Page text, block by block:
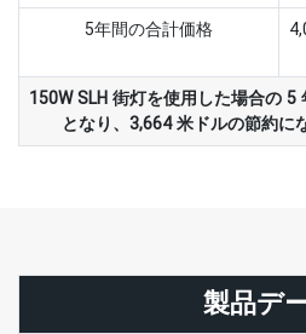
5年間の合計価格
150W SLH 街灯を使用した場合の
となり、3,664 米ドルの節約に
製品デ